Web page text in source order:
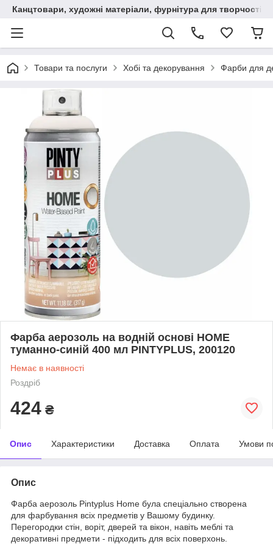
Канцтовари, художні матеріали, фурнітура для творчості
Товари та послуги Хобі та декорування Фарби для
Фарба аерозоль на водній основі HOME
туманно-синій 400 мл PINTYPLUS, 200120
Немає в наявності
Роздріб
424 ₴
Опис Характеристики Доставка Оплата Умови
Опис
Фарба аерозоль Pintyplus Home була спеціально створена
для фарбування всіх предметів у Вашому будинку.
Перегородки стін, воріт, дверей та вікон, навіть меблі та
декоративні предмети - підходить для всіх поверхонь.